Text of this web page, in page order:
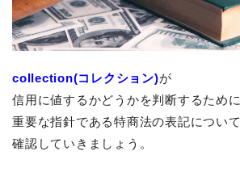
collection(コレクション)が
信用に値するかどうかを判断するために
重要な指針である特商法の表記について
確認していきましょう。